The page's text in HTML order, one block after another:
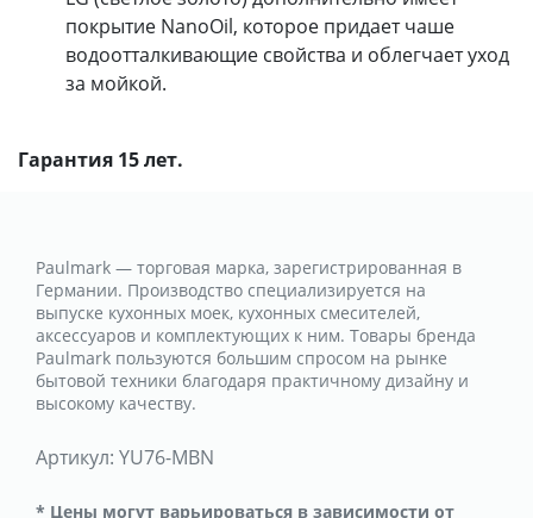
покрытие NanoOil, которое придает чаше
водоотталкивающие свойства и облегчает уход
за мойкой.
Гарантия 15 лет.
Paulmark — торговая марка, зарегистрированная в
Германии. Производство специализируется на
выпуске кухонных моек, кухонных смесителей,
аксессуаров и комплектующих к ним. Товары бренда
Paulmark пользуются большим спросом на рынке
бытовой техники благодаря практичному дизайну и
высокому качеству.
Артикул: YU76-MBN
* Цены могут варьироваться в зависимости от